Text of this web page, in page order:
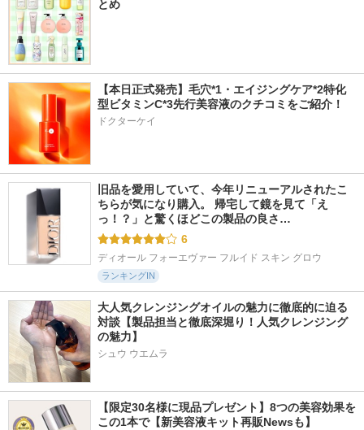
とめ
【本日正式発売】毛穴*1・エイジングケア*2特化
型ビタミンC*3先行美容液のクチコミをご紹介！
ドクターケイ
旧品を愛用していて、今年リニューアルされたこ
ちらが気になり購入。 帰宅して鏡を見て「え
っ！？」と驚くほどこの製品の良さ…
6
ディオール フォーエヴァー フルイド スキン グロウ
ランキングIN
大人気クレンジングオイルの魅力に徹底的に迫る
対談【製品担当と徹底深堀り！人気クレンジング
の魅力】
シュウ ウエムラ
【限定30名様に現品プレゼント】8つの美容効果を
この1本で【新美容液キット再販Newsも】